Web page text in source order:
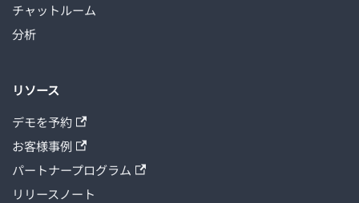
チャットルーム
分析
リソース
デモを予約
お客様事例
パートナープログラム
リリースノート